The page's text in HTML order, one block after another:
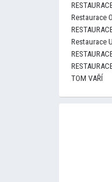
Restaurace
Restaurace
TOM VAŘÍ